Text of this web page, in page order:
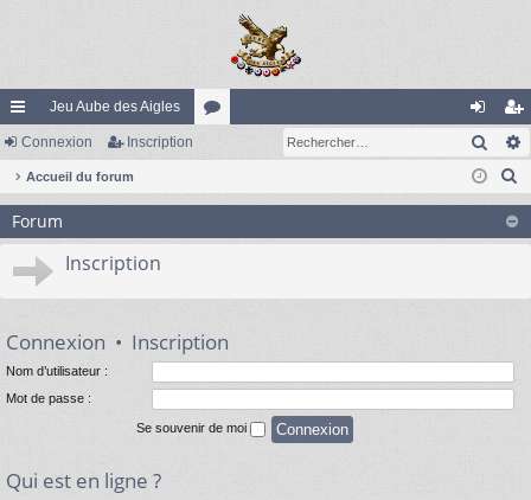
ac
co
ur
ci
Jeu Aube des Aigles
s
on
ne
on
ns
cri
pti
on
Connexion Inscription
Accueil du forum
Forum
Inscription
Connexion • Inscription
Nom d’utilisateur :
Mot de passe :
Se souvenir de moi
Qui est en ligne ?